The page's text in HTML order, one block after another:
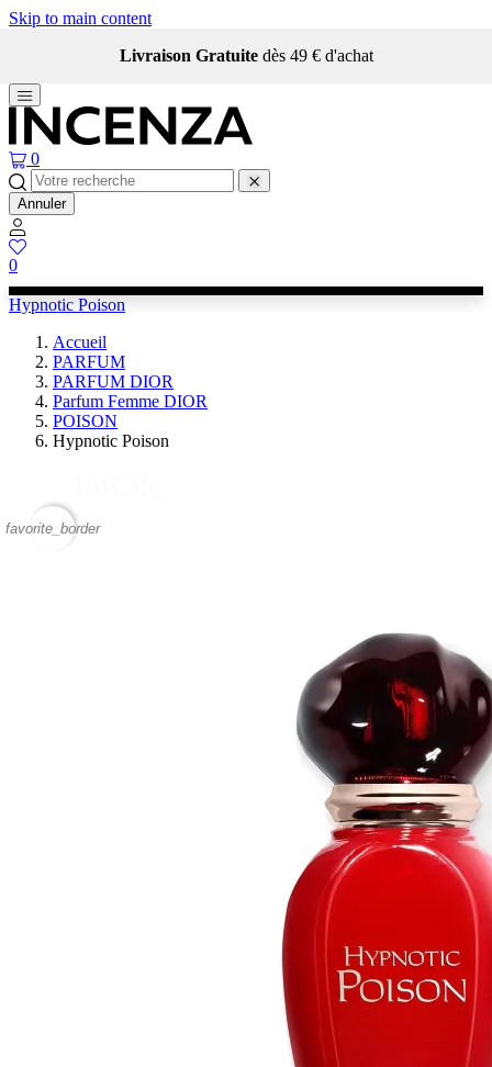
Skip to main content
Livraison Gratuite dès 49 € d'achat
0
Annuler
0
Hypnotic Poison
Accueil
PARFUM
PARFUM DIOR
Parfum Femme DIOR
POISON
Hypnotic Poison
favorite_border